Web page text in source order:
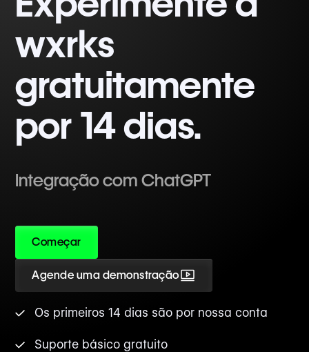
wxrks
gratuitamente
por 14 dias.
Integração com ChatGPT
Começar
Agende uma demonstração
Os primeiros 14 dias são por nossa conta
Suporte básico gratuito